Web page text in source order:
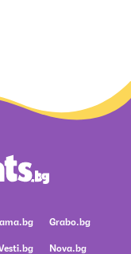
Grabo.bg
Nova.bg